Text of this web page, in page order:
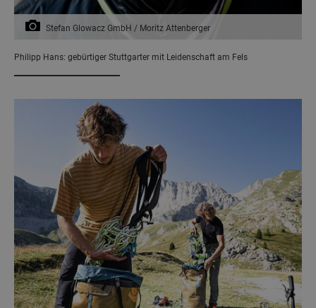
Stefan Glowacz GmbH / Moritz Attenberger
Philipp Hans: gebürtiger Stuttgarter mit Leidenschaft am Fels